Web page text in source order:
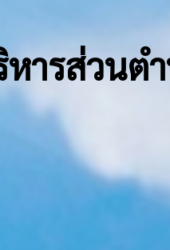
หารส่วนต